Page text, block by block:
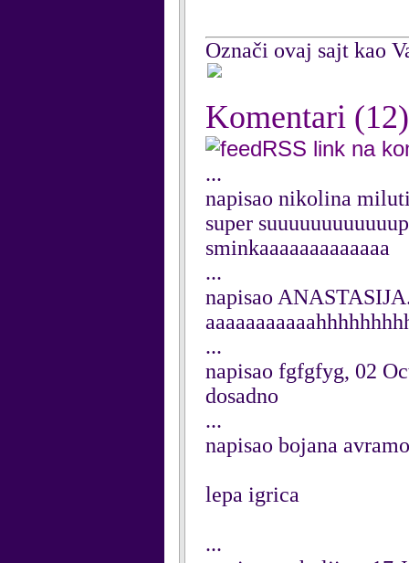
Označi ovaj sajt kao
Komentari (12)
RSS link na
...
napisao nikolina
super
sminkaaaaaaaaaaaaa
...
napisao
...
napisao fgfgfyg, 02
dosadno
...
napisao bojana
lepa igrica
...